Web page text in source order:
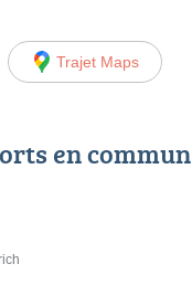
Trajet Maps
en commun